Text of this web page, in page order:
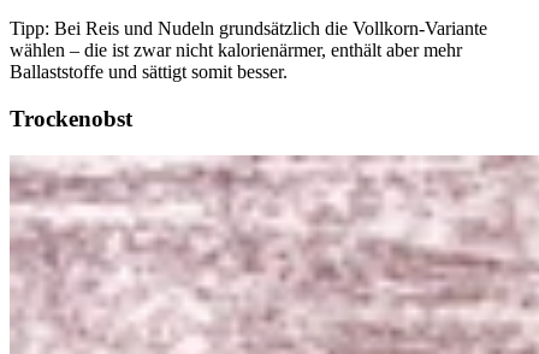
Tipp: Bei Reis und Nudeln grundsätzlich die Vollkorn-Variante
wählen – die ist zwar nicht kalorienärmer, enthält aber mehr
Ballaststoffe und sättigt somit besser.
Trockenobst